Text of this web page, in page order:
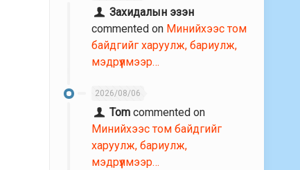
Захидалын эзэн
commented on Минийхээс том
байдгийг харуулж, бариулж,
мэдрүүлмээр…
2026/08/06
Tom commented on
Минийхээс том байдгийг
харуулж, бариулж,
мэдрүүлмээр…